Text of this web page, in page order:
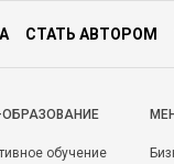
СТАТЬ АВТОРОМ
ОБРАЗОВАНИЕ
обучение